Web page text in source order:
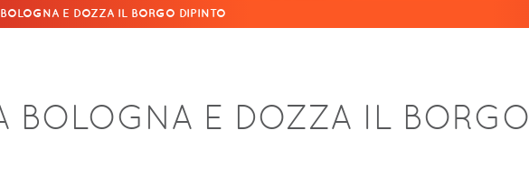
E DOZZA IL BORGO DIPINTO
BOLOGNA E DOZZA IL BORGO